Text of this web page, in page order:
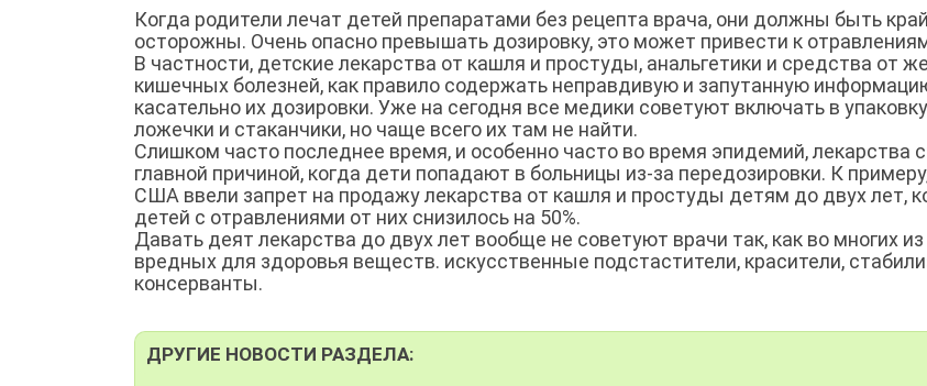
Когда родители лечат детей препаратами без рецепта врача, они должны быть
осторожны. Очень опасно превышать дозировку, это может привести к
В частности, детские лекарства от кашля и простуды, анальгетики и средства от
кишечных болезней, как правило содержать неправдивую и запутанную
касательно их дозировки. Уже на сегодня все медики советуют включать в
ложечки и стаканчики, но чаще всего их там не найти.
Слишком часто последнее время, и особенно часто во время эпидемий, лекарства
главной причиной, когда дети попадают в больницы из-за передозировки. К
США ввели запрет на продажу лекарства от кашля и простуды детям до двух лет,
детей с отравлениями от них снизилось на 50%.
Давать деят лекарства до двух лет вообще не советуют врачи так, как во многих
вредных для здоровья веществ. искусственные подстастители, красители,
консерванты.
ДРУГИЕ НОВОСТИ РАЗДЕЛА: